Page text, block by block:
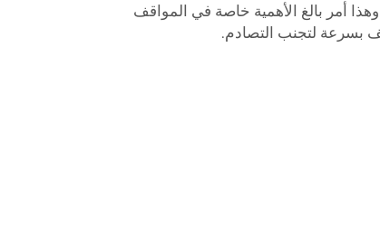
أمر بالغ الأهمية خاصة في المواقف
بسرعة لتجنب التصادم.